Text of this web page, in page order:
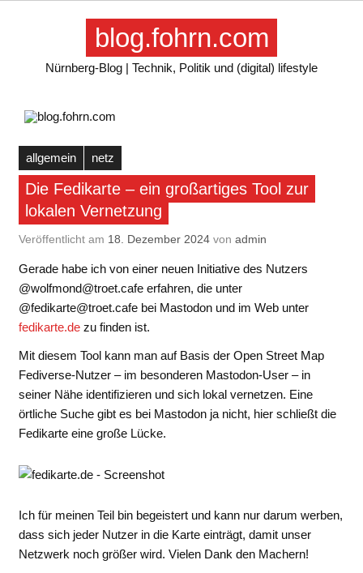
Skip
blog.fohrn.com
Nürnberg-Blog | Technik, Politik und (digital) lifestyle
allgemein netz
Die Fedikarte – ein großartiges Tool zur
lokalen Vernetzung
Veröffentlicht am 18. Dezember 2024von admin
Gerade habe ich von einer neuen Initiative des Nutzers
@wolfmond@troet.cafe erfahren, die unter
@fedikarte@troet.cafe bei Mastodon und im Web unter
fedikarte.dezu finden ist.
Mit diesem Tool kann man auf Basis der Open Street Map
Fediverse-Nutzer – im besonderen Mastodon-User – in
seiner Nähe identifizieren und sich lokal vernetzen. Eine
örtliche Suche gibt es bei Mastodon ja nicht, hier schließt die
Fedikarte eine große Lücke.
Ich für meinen Teil bin begeistert und kann nur darum werben,
dass sich jeder Nutzer in die Karte einträgt, damit unser
Netzwerk noch größer wird. Vielen Dank den Machern!